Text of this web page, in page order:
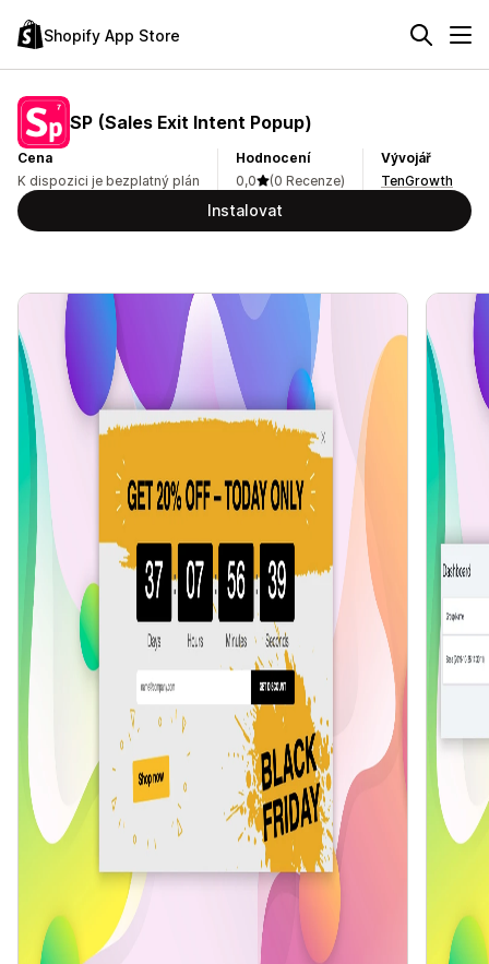
Shopify App Store
SP (Sales Exit Intent Popup)
Cena
K dispozici je bezplatný plán
Hodnocení
0,0
(0 Recenze)
Vývojář
TenGrowth
Instalovat